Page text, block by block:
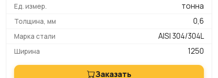
тонна
0,6
AISI 304/304L
1250
Заказать